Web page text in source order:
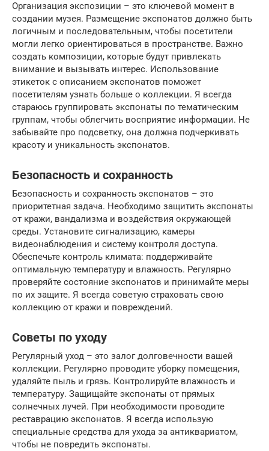
Организация экспозиции – это ключевой момент в
создании музея. Размещение экспонатов должно быть
логичным и последовательным, чтобы посетители
могли легко ориентироваться в пространстве. Важно
создать композиции, которые будут привлекать
внимание и вызывать интерес. Использование
этикеток с описанием экспонатов поможет
посетителям узнать больше о коллекции. Я всегда
стараюсь группировать экспонаты по тематическим
группам, чтобы облегчить восприятие информации. Не
забывайте про подсветку, она должна подчеркивать
красоту и уникальность экспонатов.
Безопасность и сохранность
Безопасность и сохранность экспонатов – это
приоритетная задача. Необходимо защитить экспонаты
от кражи, вандализма и воздействия окружающей
среды. Установите сигнализацию, камеры
видеонаблюдения и систему контроля доступа.
Обеспечьте контроль климата: поддерживайте
оптимальную температуру и влажность. Регулярно
проверяйте состояние экспонатов и принимайте меры
по их защите. Я всегда советую страховать свою
коллекцию от кражи и повреждений.
Советы по уходу
Регулярный уход – это залог долговечности вашей
коллекции. Регулярно проводите уборку помещения,
удаляйте пыль и грязь. Контролируйте влажность и
температуру. Защищайте экспонаты от прямых
солнечных лучей. При необходимости проводите
реставрацию экспонатов. Я всегда использую
специальные средства для ухода за антиквариатом,
чтобы не повредить экспонаты.